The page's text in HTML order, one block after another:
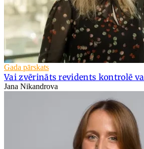
Gada pārskats
Vai zvērināts revidents kontrolē
Jana Nikandrova